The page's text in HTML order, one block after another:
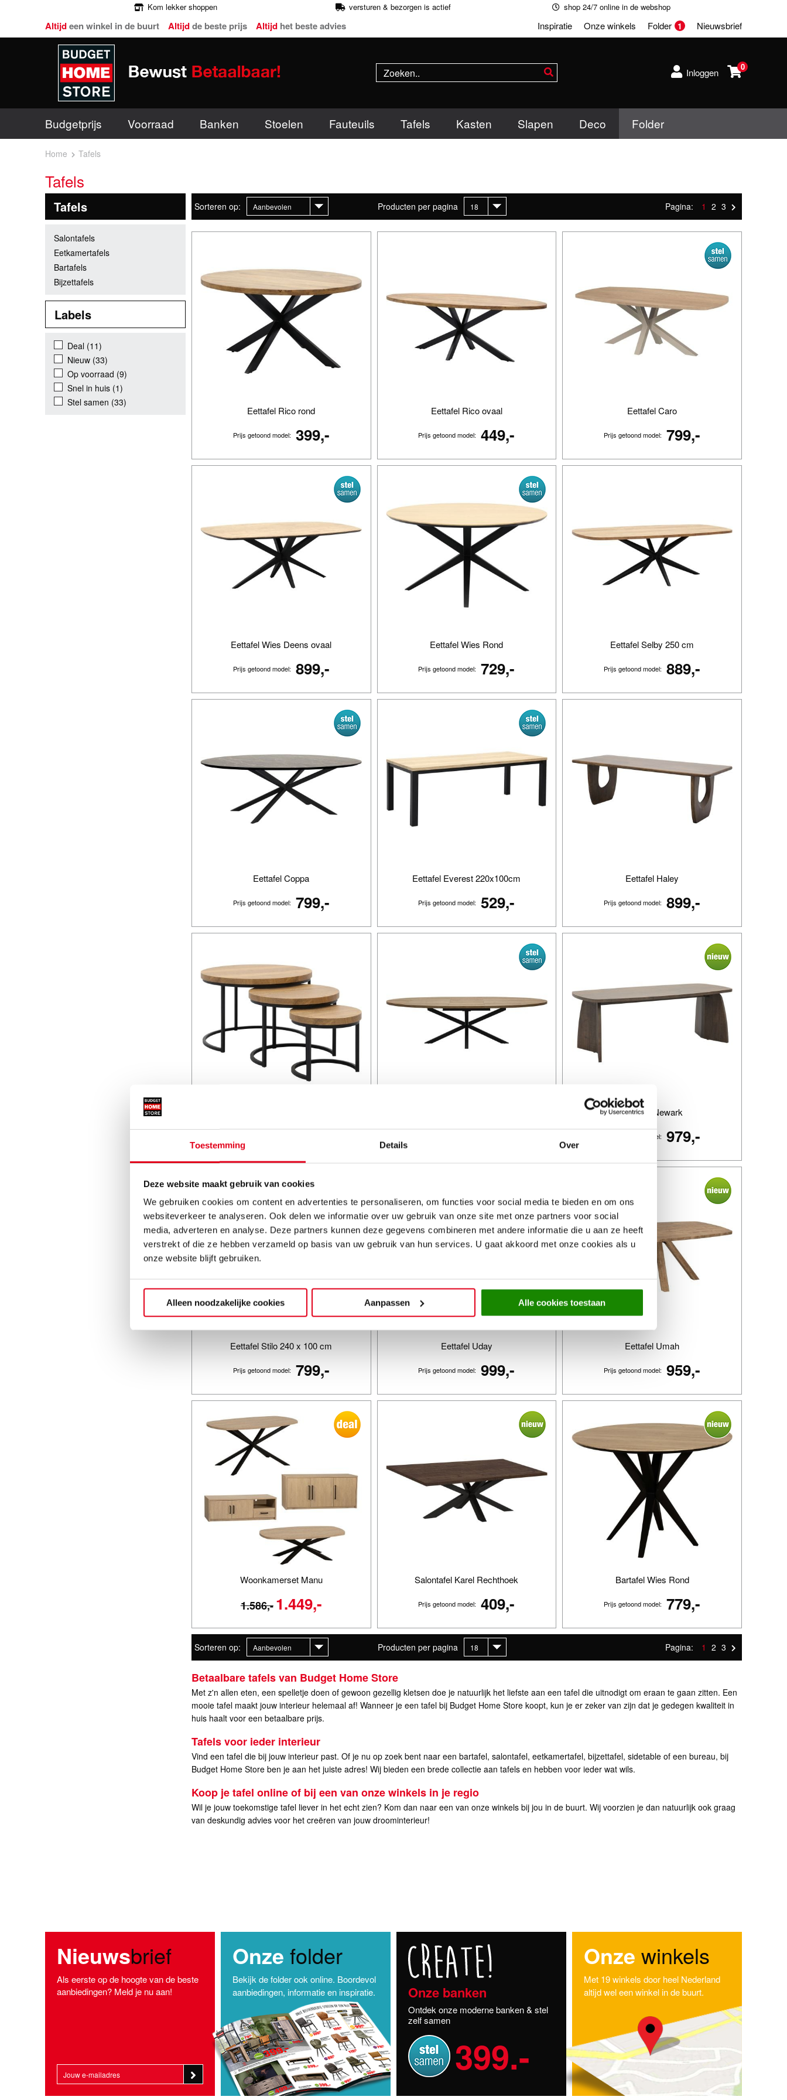
Toestemming Details Over
Deze website maakt gebruik van cookies
We gebruiken cookies om content en advertenties te personaliseren, om functies voor social media te bieden en om ons
websiteverkeer te analyseren. Ook delen we informatie over uw gebruik van onze site met onze partners voor social
media, adverteren en analyse. Deze partners kunnen deze gegevens combineren met andere informatie die u aan ze heeft
verstrekt of die ze hebben verzameld op basis van uw gebruik van hun services. U gaat akkoord met onze cookies als u
onze website blijft gebruiken.
Alleen noodzakelijke cookies Aanpassen Alle cookies toestaan
Kom lekker shoppen versturen & bezorgen is actief shop 24/7 online in de webshop
Altijdeen winkel in de buurt Altijdde beste prijs Altijd het beste advies Inspiratie Onze winkels Folder 1 Nieuwsbrief
Inloggen 0
Budgetprijs Voorraad Banken Stoelen Fauteuils Tafels Kasten Slapen Deco Folder
Home Tafels
Tafels
Tafels
Salontafels
Eetkamertafels
Bartafels
Bijzettafels
Labels
Deal (11)
Nieuw (33)
Op voorraad (9)
Snel in huis (1)
Stel samen (33)
Sorteren op: Producten per pagina 1 2 3
Pagina:
Eettafel Rico rond
Prijs getoond model: 399,-
Eettafel Rico ovaal
Prijs getoond model: 449,-
Eettafel Caro
Prijs getoond model: 799,-
Eettafel Wies Deens ovaal
Prijs getoond model: 899,-
Eettafel Wies Rond
Prijs getoond model: 729,-
Eettafel Selby 250 cm
Prijs getoond model: 889,-
Eettafel Coppa
Prijs getoond model: 799,-
Eettafel Everest 220x100cm
Prijs getoond model: 529,-
Eettafel Haley
Prijs getoond model: 899,-
399,- 1.099,-
Eettafel Newark
Prijs getoond model: 979,-
Eettafel Stilo 240 x 100 cm
Prijs getoond model: 799,-
Eettafel Uday
Prijs getoond model: 999,-
Eettafel Umah
Prijs getoond model: 959,-
Woonkamerset Manu
1.586,-1.449,-
Salontafel Karel Rechthoek
Prijs getoond model: 409,-
Bartafel Wies Rond
Prijs getoond model: 779,-
Sorteren op: Producten per pagina 1 2 3
Pagina:
Betaalbare tafels van Budget Home Store
Met z'n allen eten, een spelletje doen of gewoon gezellig kletsen doe je natuurlijk het liefste aan een tafel die uitnodigt om eraan te gaan zitten. Een
mooie tafel maakt jouw interieur helemaal af! Wanneer je een tafel bij Budget Home Store koopt, kun je er zeker van zijn dat je gedegen kwaliteit in
huis haalt voor een betaalbare prijs.
Tafels voor ieder interieur
Vind een tafel die bij jouw interieur past. Of je nu op zoek bent naar een bartafel, salontafel, eetkamertafel, bijzettafel, sidetable of een bureau, bij
Budget Home Store ben je aan het juiste adres! Wij bieden een brede collectie aan tafels en hebben voor ieder wat wils.
Koop je tafel online of bij een van onze winkels in je regio
Wil je jouw toekomstige tafel liever in het echt zien? Kom dan naar een van onze winkels bij jou in de buurt. Wij voorzien je dan natuurlijk ook graag
van deskundig advies voor het creëren van jouw droominterieur!
Onze winkels
Met 19 winkels door heel Nederland
altijd wel een winkel in de buurt.
Nieuwsbrief
Als eerste op de hoogte van de beste
aanbiedingen? Meld je nu aan!
Onze folder
Bekijk de folder ook online. Boordevol
aanbiedingen, informatie en inspiratie.
Onze banken
Ontdek onze moderne banken & stel
zelf samen
399.-